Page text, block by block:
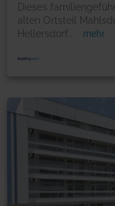
Dieses
alten Ortsteil
Hellersdorf
mehr